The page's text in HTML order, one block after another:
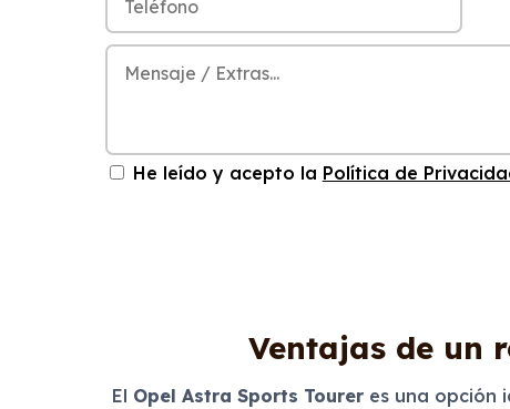
He leído y acepto la Política de
Ventajas de un
El Opel Astra Sports Toureres una opción